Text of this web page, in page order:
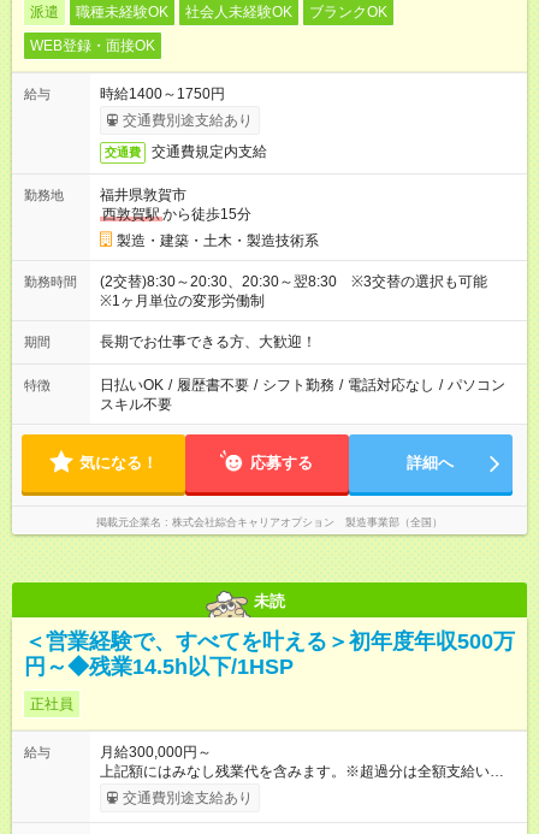
派遣 職種未経験OK 社会人未経験OK
ブランクOK
WEB登録・面接OK
給与
時給1400～1750円
交通費別途支給あり
交通費 交通費規定内支給
勤務地
福井県敦賀市
西敦賀駅から徒歩15分
製造・建築・土木・製造技術系
勤務時間
(2交替)8:30～20:30、20:30～翌8:30 ※3交替の選択も可能
※1ヶ月単位の変形労働制
期間 長期でお仕事できる方、大歓迎！
特徴 日払いOK / 履歴書不要 / シフト勤務 / 電話対応なし / パソコン
スキル不要
気になる！ 応募する 詳細へ
掲載元企業名 株式会社綜合キャリアオプション 製造事業部（全国）
未読
＜営業経験で、すべてを叶える＞初年度年収500万
円～◆残業14.5h以下/1HSP
正社員
給与
月給300,000円～
上記額にはみなし残業代を含みます。※超過分は全額支給いたし
ます。 みなし残業代 40,817円 以上／月 みなし残業時間 20時間
／月 月給＋インセンティブ＋賞与 ※前職給与・経験を考慮し、
交通費別途支給あり